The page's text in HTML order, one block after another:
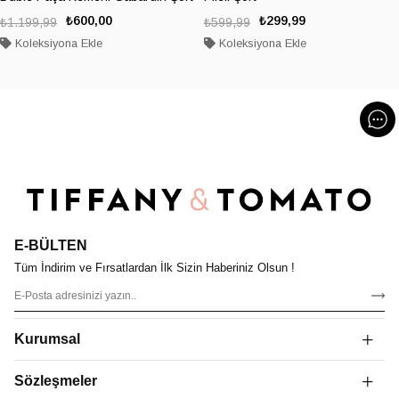
₺600,00
₺1.199,99
Koleksiyona Ekle
₺299,99
₺599,99
Koleksiyona Ekle
E-BÜLTEN
Tüm İndirim ve Fırsatlardan İlk Sizin Haberiniz Olsun !
Kurumsal
Sözleşmeler